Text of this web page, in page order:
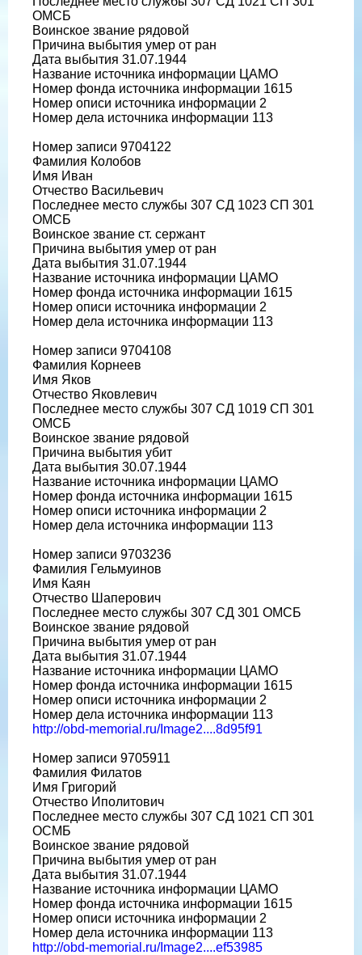
ОМСБ
Воинское звание рядовой
Причина выбытия умер от ран
Дата выбытия 31.07.1944
Название источника информации ЦАМО
Номер фонда источника информации 1615
Номер описи источника информации 2
Номер дела источника информации 113
Номер записи 9704122
Фамилия Колобов
Имя Иван
Отчество Васильевич
Последнее место службы 307 СД 1023 СП 301
ОМСБ
Воинское звание ст. сержант
Причина выбытия умер от ран
Дата выбытия 31.07.1944
Название источника информации ЦАМО
Номер фонда источника информации 1615
Номер описи источника информации 2
Номер дела источника информации 113
Номер записи 9704108
Фамилия Корнеев
Имя Яков
Отчество Яковлевич
Последнее место службы 307 СД 1019 СП 301
ОМСБ
Воинское звание рядовой
Причина выбытия убит
Дата выбытия 30.07.1944
Название источника информации ЦАМО
Номер фонда источника информации 1615
Номер описи источника информации 2
Номер дела источника информации 113
Номер записи 9703236
Фамилия Гельмуинов
Имя Каян
Отчество Шаперович
Последнее место службы 307 СД 301 ОМСБ
Воинское звание рядовой
Причина выбытия умер от ран
Дата выбытия 31.07.1944
Название источника информации ЦАМО
Номер фонда источника информации 1615
Номер описи источника информации 2
Номер дела источника информации 113
http://obd-memorial.ru/Image2....8d95f91
Номер записи 9705911
Фамилия Филатов
Имя Григорий
Отчество Иполитович
Последнее место службы 307 СД 1021 СП 301
ОСМБ
Воинское звание рядовой
Причина выбытия умер от ран
Дата выбытия 31.07.1944
Название источника информации ЦАМО
Номер фонда источника информации 1615
Номер описи источника информации 2
Номер дела источника информации 113
http://obd-memorial.ru/Image2....ef53985